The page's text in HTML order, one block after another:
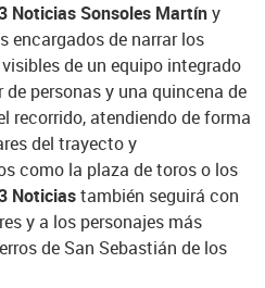
Noticias Sonsoles Martíny
encargados de narrar los
de un equipo integrado
personas y una quincena de
recorrido, atendiendo de forma
del trayecto y
como la plaza de toros o los
Noticiastambién seguirá con
y a los personajes más
de San Sebastián de los